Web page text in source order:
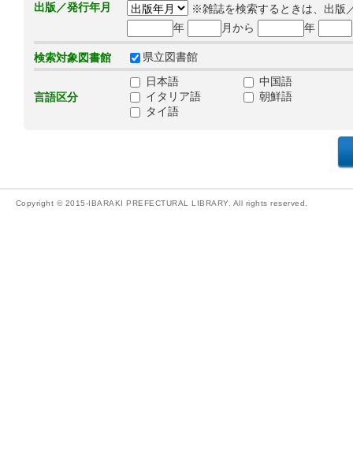
出版／発行年月
※雑誌を検索するときは、出版
年
月から 年
検索対象図書館 県立図書館
言語区分
日本語
中国語
イタリア語
朝鮮語
タイ語
Copyright © 2015-IBARAKI PREFECTURAL LIBRARY. All rights reserved.